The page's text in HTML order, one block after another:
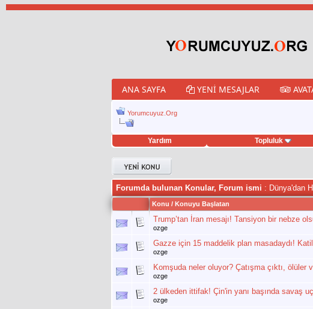
ANA SAYFA YENI MESAJLAR
Yorumcuyuz.Org
Yardım Topluluk
twitter retweet hilesi
Forumda bulunan Konular, Forum ismi : Dünya'dan
Konu / Konuyu Başlatan
Trump’tan İran mesajı! Tansiyon bir nebze
ozge
Gazze için 15 maddelik plan masadaydı!
ozge
Komşuda neler oluyor? Çatışma çıktı, ölüler
ozge
2 ülkeden ittifak! Çin'in yanı başında savaş
ozge